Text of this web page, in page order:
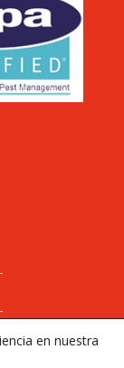
en nuestra